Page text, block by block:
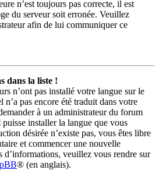
n’est toujours pas correcte, il est
du serveur soit erronée. Veuillez
afin de lui communiquer ce
dans la liste !
n’ont pas installé votre langue sur le
pas encore été traduit dans votre
à un administrateur du forum
puisse installer la langue que vous
désirée n’existe pas, vous êtes libre
et commencer une nouvelle
d’informations, veuillez vous rendre sur
® (en anglais).